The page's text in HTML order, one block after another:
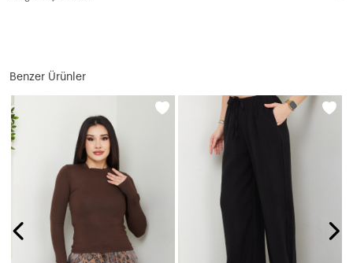
Benzer Ürünler